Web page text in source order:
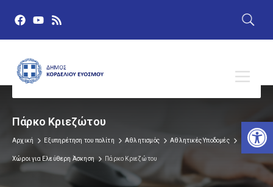
Πάρκο Κριεζώτου
Αρχική Εξυπηρέτηση του πολίτη Αθλητισμός Αθλητικές Υποδομές
Χώροι για Ελεύθερη Άσκηση Πάρκο Κριεζώτου